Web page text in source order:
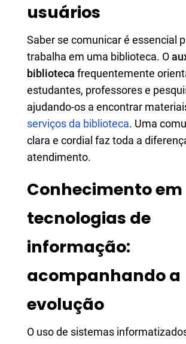
usuários
Saber se comunicar é essencial
trabalha em uma biblioteca. O
biblioteca frequentemente
estudantes, professores e
ajudando-os a encontrar
serviços da biblioteca. Uma
clara e cordial faz toda a
atendimento.
Conhecimento em
tecnologias de
informação:
acompanhando a
evolução
O uso de sistemas